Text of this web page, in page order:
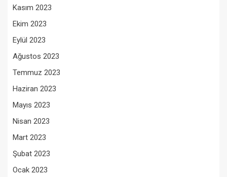
Kasım 2023
Ekim 2023
Eylül 2023
Ağustos 2023
Temmuz 2023
Haziran 2023
Mayıs 2023
Nisan 2023
Mart 2023
Şubat 2023
Ocak 2023